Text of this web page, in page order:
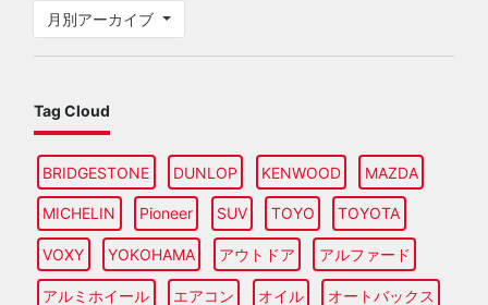
月別アーカイブ
Tag Cloud
BRIDGESTONE DUNLOP KENWOOD MAZDA
MICHELIN Pioneer SUV TOYO TOYOTA
VOXY YOKOHAMA アウトドア アルファード
アルミホイール エアコン オイル オートバックス